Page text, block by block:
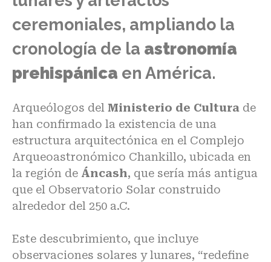
ceremoniales, ampliando la
cronología de la astronomía
prehispánica en América.
Arqueólogos del Ministerio de Cultura de
han confirmado la existencia de una
estructura arquitectónica en el Complejo
Arqueoastronómico Chankillo, ubicada en
la región de Áncash, que sería más antigua
que el Observatorio Solar construido
alrededor del 250 a.C.
Este descubrimiento, que incluye
observaciones solares y lunares, “redefine